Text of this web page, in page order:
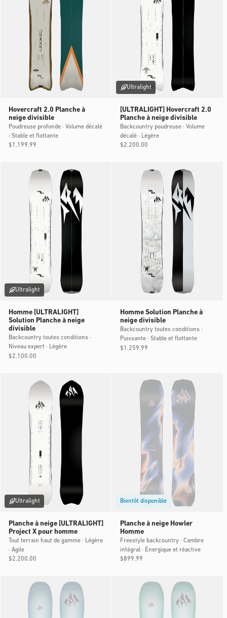
Hovercraft 2.0 Planche à
neige divisible
Poudreuse profonde · Volume décalé
· Stable et flottante
Prix
$1,199.99
Ultralight
[ULTRALIGHT] Hovercraft 2.0
Planche à neige divisible
Backcountry poudreuse · Volume
décalé · Légère
Prix
$2,200.00
Ultralight
Homme [ULTRALIGHT]
Solution Planche à neige
divisible
Backcountry toutes conditions ·
Niveau expert · Légère
Prix
$2,100.00
Homme Solution Planche à
neige divisible
Backcountry toutes conditions ·
Puissante · Stable et flottante
Prix
$1,259.99
Ultralight
Planche à neige [ULTRALIGHT]
Project X pour homme
Tout terrain haut de gamme · Légère
· Agile
Prix
$2,200.00
Bientôt disponible
Planche à neige Howler
Homme
Freestyle backcountry · Cambre
intégral · Énergique et réactive
Prix
$899.99